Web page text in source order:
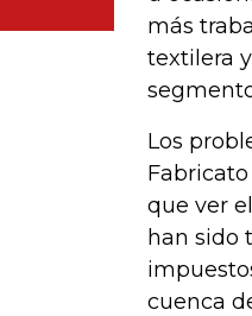
más
textilera
Los
que ver
han sido
cuenca